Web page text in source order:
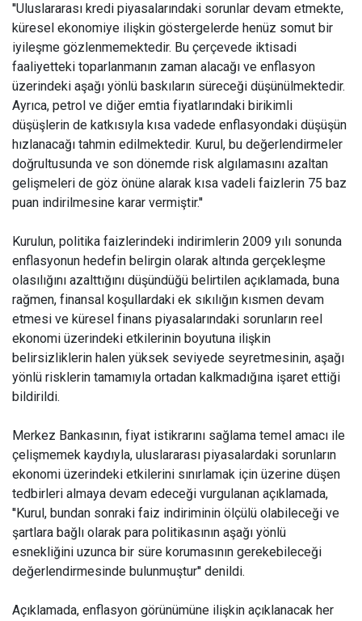
''Uluslararası kredi piyasalarındaki sorunlar devam etmekte,
küresel ekonomiye ilişkin göstergelerde henüz somut bir
iyileşme gözlenmemektedir. Bu çerçevede iktisadi
faaliyetteki toparlanmanın zaman alacağı ve enflasyon
üzerindeki aşağı yönlü baskıların süreceği düşünülmektedir.
Ayrıca, petrol ve diğer emtia fiyatlarındaki birikimli
düşüşlerin de katkısıyla kısa vadede enflasyondaki düşüşün
hızlanacağı tahmin edilmektedir. Kurul, bu değerlendirmeler
doğrultusunda ve son dönemde risk algılamasını azaltan
gelişmeleri de göz önüne alarak kısa vadeli faizlerin 75 baz
puan indirilmesine karar vermiştir.''
Kurulun, politika faizlerindeki indirimlerin 2009 yılı sonunda
enflasyonun hedefin belirgin olarak altında gerçekleşme
olasılığını azalttığını düşündüğü belirtilen açıklamada, buna
rağmen, finansal koşullardaki ek sıkılığın kısmen devam
etmesi ve küresel finans piyasalarındaki sorunların reel
ekonomi üzerindeki etkilerinin boyutuna ilişkin
belirsizliklerin halen yüksek seviyede seyretmesinin, aşağı
yönlü risklerin tamamıyla ortadan kalkmadığına işaret ettiği
bildirildi.
Merkez Bankasının, fiyat istikrarını sağlama temel amacı ile
çelişmemek kaydıyla, uluslararası piyasalardaki sorunların
ekonomi üzerindeki etkilerini sınırlamak için üzerine düşen
tedbirleri almaya devam edeceği vurgulanan açıklamada,
''Kurul, bundan sonraki faiz indiriminin ölçülü olabileceği ve
şartlara bağlı olarak para politikasının aşağı yönlü
esnekliğini uzunca bir süre korumasının gerekebileceği
değerlendirmesinde bulunmuştur'' denildi.
Açıklamada, enflasyon görünümüne ilişkin açıklanacak her